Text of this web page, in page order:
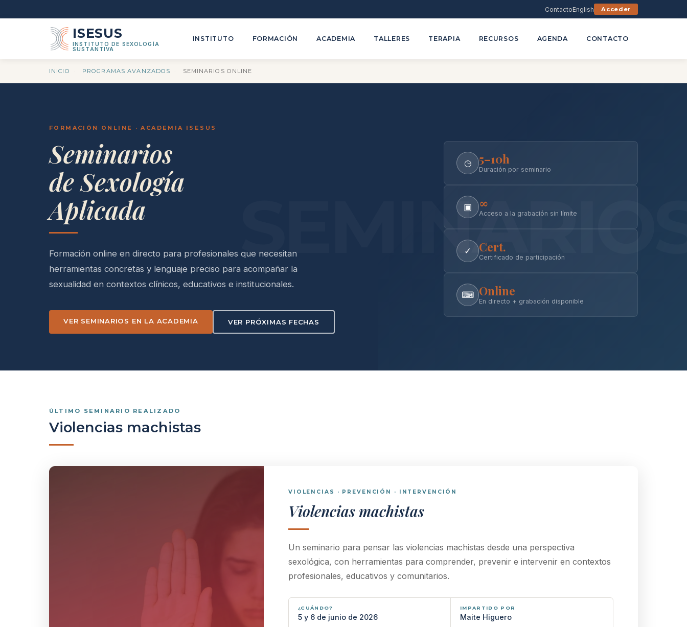
ContactoEnglish Acceder
ISESUS
INSTITUTO DE SEXOLOGÍA
SUSTANTIVA
INSTITUTO FORMACIÓN ACADEMIA TALLERES TERAPIA RECURSOS AGENDA CONTACTO
INICIO PROGRAMAS AVANZADOS SEMINARIOS ONLINE
FORMACIÓN ONLINE · ACADEMIA ISESUS
Seminarios
de Sexología
Aplicada
Formación online en directo para profesionales que necesitan
herramientas concretas y lenguaje preciso para acompañar la
sexualidad en contextos clínicos, educativos e institucionales.
VER SEMINARIOS EN LA ACADEMIA VER PRÓXIMAS FECHAS
◷ 5–10h
Duración por seminario
▣ ∞
Acceso a la grabación sin límite
✓ Cert.
Certificado de participación
⌨ Online
En directo + grabación disponible
ÚLTIMO SEMINARIO REALIZADO
Violencias machistas
VIOLENCIAS · PREVENCIÓN · INTERVENCIÓN
Violencias machistas
Un seminario para pensar las violencias machistas desde una perspectiva
sexológica, con herramientas para comprender, prevenir e intervenir en contextos
profesionales, educativos y comunitarios.
¿CUÁNDO?
5 y 6 de junio de 2026
IMPARTIDO POR
Maite Higuero